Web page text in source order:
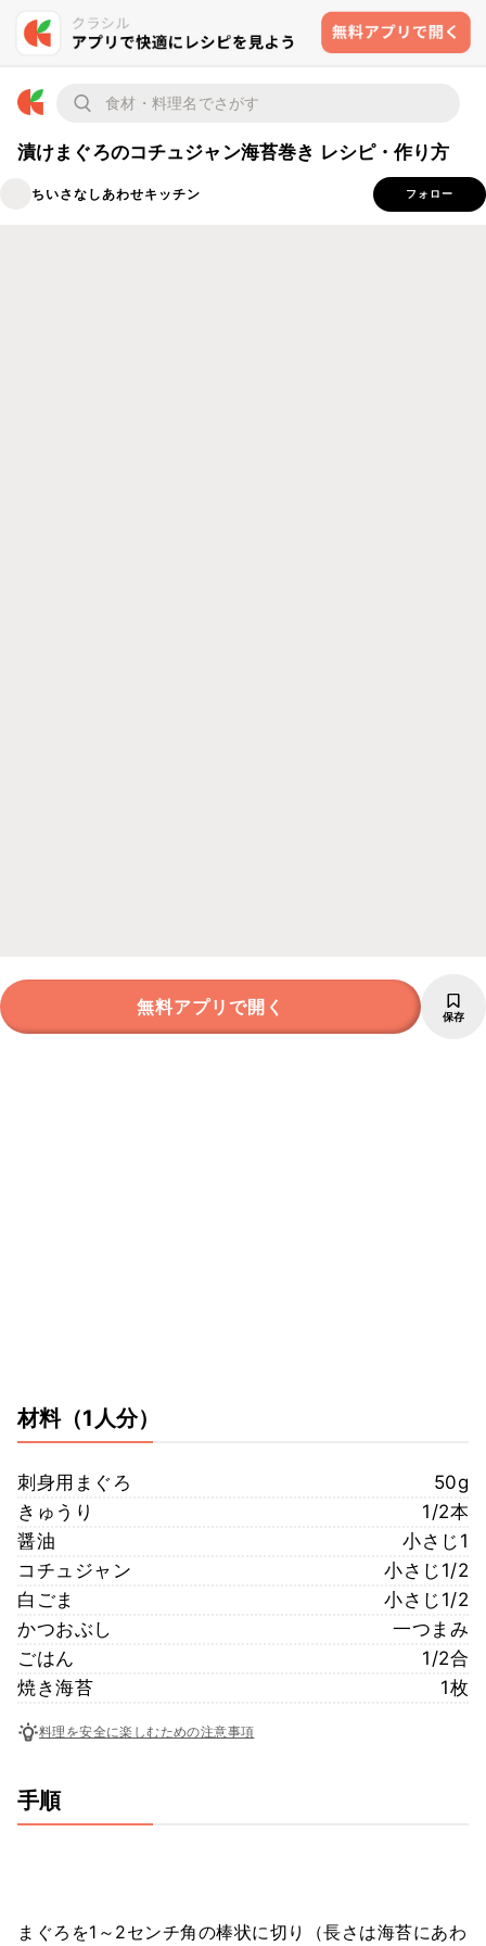
漬けまぐろのコチュジャン海苔巻き レシピ・作り方
ちいさなしあわせキッチン フォロー
無料アプリで開く 保存
材料（1人分）
刺身用まぐろ
50g
きゅうり
1/2本
醤油
小さじ1
コチュジャン
小さじ1/2
白ごま
小さじ1/2
かつおぶし
一つまみ
ごはん
1/2合
焼き海苔
1枚
料理を安全に楽しむための注意事項
手順
まぐろを1～2センチ角の棒状に切り（長さは海苔にあわ